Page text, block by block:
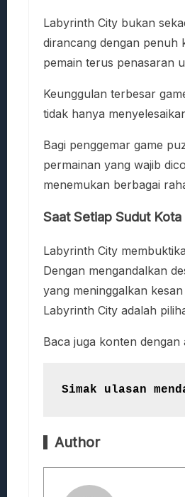
Labyrinth City bukan
dirancang dengan penuh
pemain terus penasaran
Keunggulan terbesar
tidak hanya
Bagi penggemar game
permainan yang wajib
menemukan berbagai
Saat Setiap Sudut
Labyrinth City
Dengan mengandalkan
yang meninggalkan
Labyrinth City adalah
Baca juga konten
Simak ulasan
Author